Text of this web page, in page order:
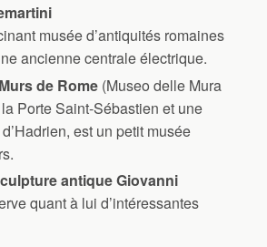
musée d’antiquités romaines
ancienne centrale électrique.
de Rome (Museo delle Mura
Porte Saint-Sébastien et une
est un petit musée
antique Giovanni
quant à lui d’intéressantes